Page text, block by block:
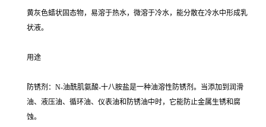
黄灰色蜡状固态物，易溶于热水，微溶于冷水，能分散在冷水中形成乳
状液。
用途
防锈剂：N-油酰肌氨酸-十八胺盐是一种油溶性防锈剂。当添加到润滑
油、液压油、循环油、仪表油和防锈油中时，它能防止金属生锈和腐
蚀。